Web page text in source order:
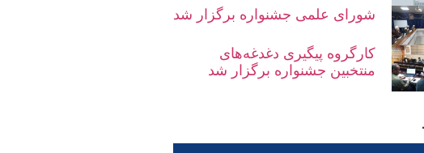
شورای علمی جشنواره برگزار شد
کارگروه پیگیری دغدغه‌های
منتخبین جشنواره برگزار شد